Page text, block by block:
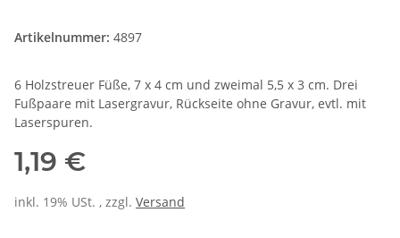
Artikelnummer: 4897
6 Holzstreuer Füße, 7 x 4 cm und zweimal 5,5 x 3 cm. Drei
Fußpaare mit Lasergravur, Rückseite ohne Gravur, evtl. mit
Laserspuren.
1,19 €
inkl. 19% USt. , zzgl. Versand